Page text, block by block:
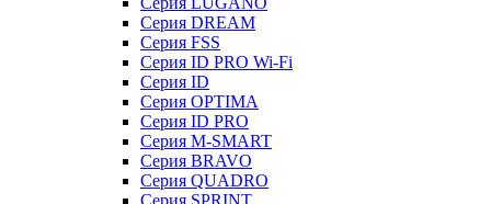
Серия DREAM
Серия FSS
Серия ID PRO Wi-Fi
Серия ID
Серия OPTIMA
Серия ID PRO
Серия M-SMART
Серия BRAVO
Серия QUADRO
Серия SPRINT